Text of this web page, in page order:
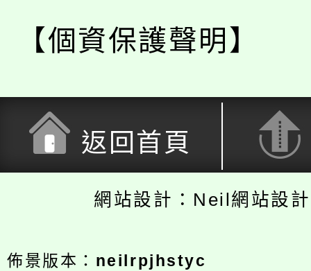
【個資保護聲明】
返回首頁
網站設計：Neil網站設
佈景版本： neilrpjhstyc